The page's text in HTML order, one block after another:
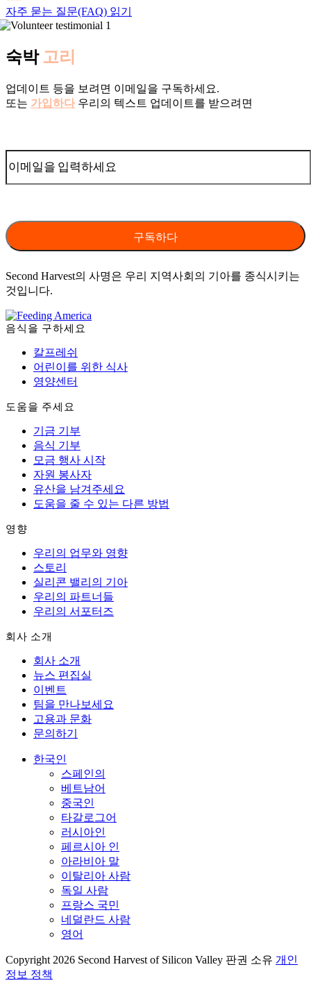
자주 묻는 질문(FAQ) 읽기
숙박 고리
업데이트 등을 보려면 이메일을 구독하세요.
또는 가입하다우리의 텍스트 업데이트를 받으려면
Second Harvest의 사명은 우리 지역사회의 기아를 종식시키는
것입니다.
음식을 구하세요
칼프레쉬
어린이를 위한 식사
영양센터
도움을 주세요
기금 기부
음식 기부
모금 행사 시작
자원 봉사자
유산을 남겨주세요
도움을 줄 수 있는 다른 방법
영향
우리의 업무와 영향
스토리
실리콘 밸리의 기아
우리의 파트너들
우리의 서포터즈
회사 소개
회사 소개
뉴스 편집실
이벤트
팀을 만나보세요
고용과 문화
문의하기
한국인
스페인의
베트남어
중국인
타갈로그어
러시아인
페르시아 인
아라비아 말
이탈리아 사람
독일 사람
프랑스 국민
네덜란드 사람
영어
Copyright 2026 Second Harvest of Silicon Valley 판권 소유 개인
정보 정책